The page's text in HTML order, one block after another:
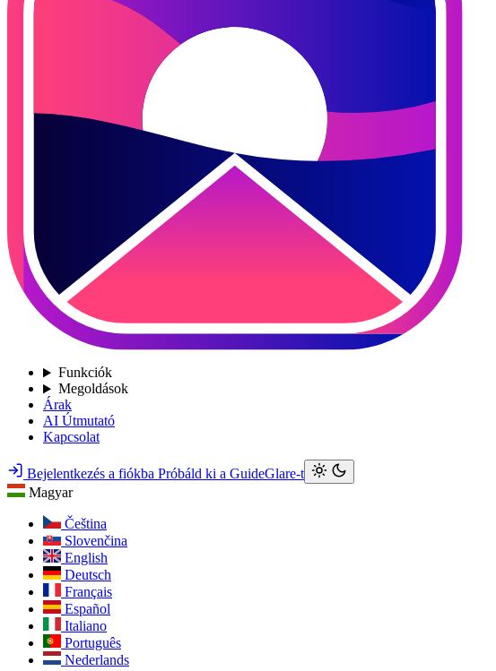
Funkciók
Megoldások
Árak
AI Útmutató
Kapcsolat
Bejelentkezés a fiókba Próbáld ki a GuideGlare-t
Magyar
Čeština
Slovenčina
English
Deutsch
Français
Español
Italiano
Português
Nederlands